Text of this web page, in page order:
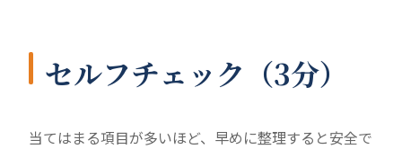
セルフチェック（3分）
当てはまる項目が多いほど、早めに整理すると安全で